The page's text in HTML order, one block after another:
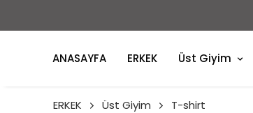
ANASAYFA ERKEK Üst Giyim
ERKEK Üst Giyim T-shirt